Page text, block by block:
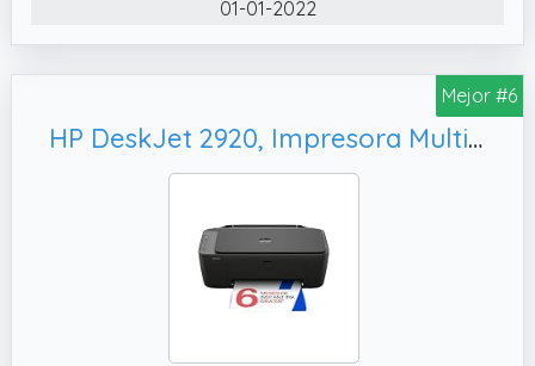
01-01-2022
Mejor #6
HP DeskJet 2920, Impresora Multifunción de Inyección de Tinta a Color